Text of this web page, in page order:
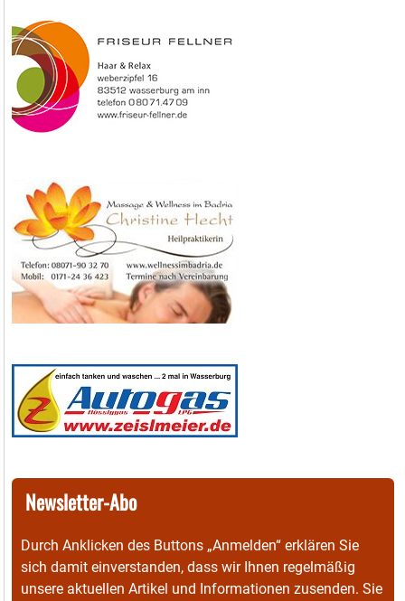
Newsletter-Abo
Durch Anklicken des Buttons „Anmelden“ erklären Sie
sich damit einverstanden, dass wir Ihnen regelmäßig
unsere aktuellen Artikel und Informationen zusenden. Sie